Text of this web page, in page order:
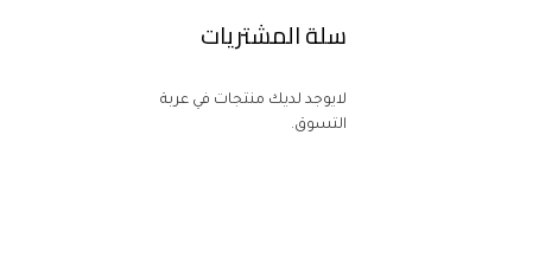
سلة المشتريات
لايوجد لديك منتجات في عربة
التسوق.